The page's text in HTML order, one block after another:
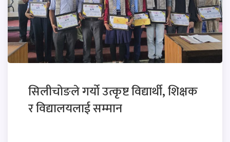
सिलीचोङले गर्यो उत्कृष्ट विद्यार्थी, शिक्षक
र विद्यालयलाई सम्मान